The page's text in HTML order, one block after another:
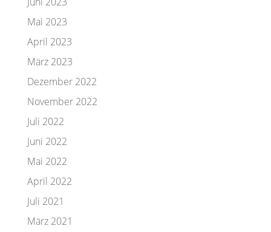
Mai 2023
April 2023
März 2023
Dezember 2022
November 2022
Juli 2022
Juni 2022
Mai 2022
April 2022
Juli 2021
März 2021